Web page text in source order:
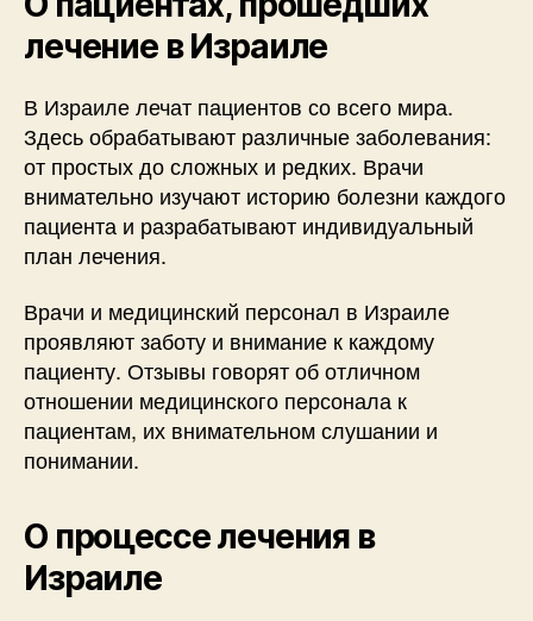
лечение в Израиле
В Израиле лечат пациентов со всего мира.
Здесь обрабатывают различные заболевания:
от простых до сложных и редких. Врачи
внимательно изучают историю болезни каждого
пациента и разрабатывают индивидуальный
план лечения.
Врачи и медицинский персонал в Израиле
проявляют заботу и внимание к каждому
пациенту. Отзывы говорят об отличном
отношении медицинского персонала к
пациентам, их внимательном слушании и
понимании.
О процессе лечения в
Израиле